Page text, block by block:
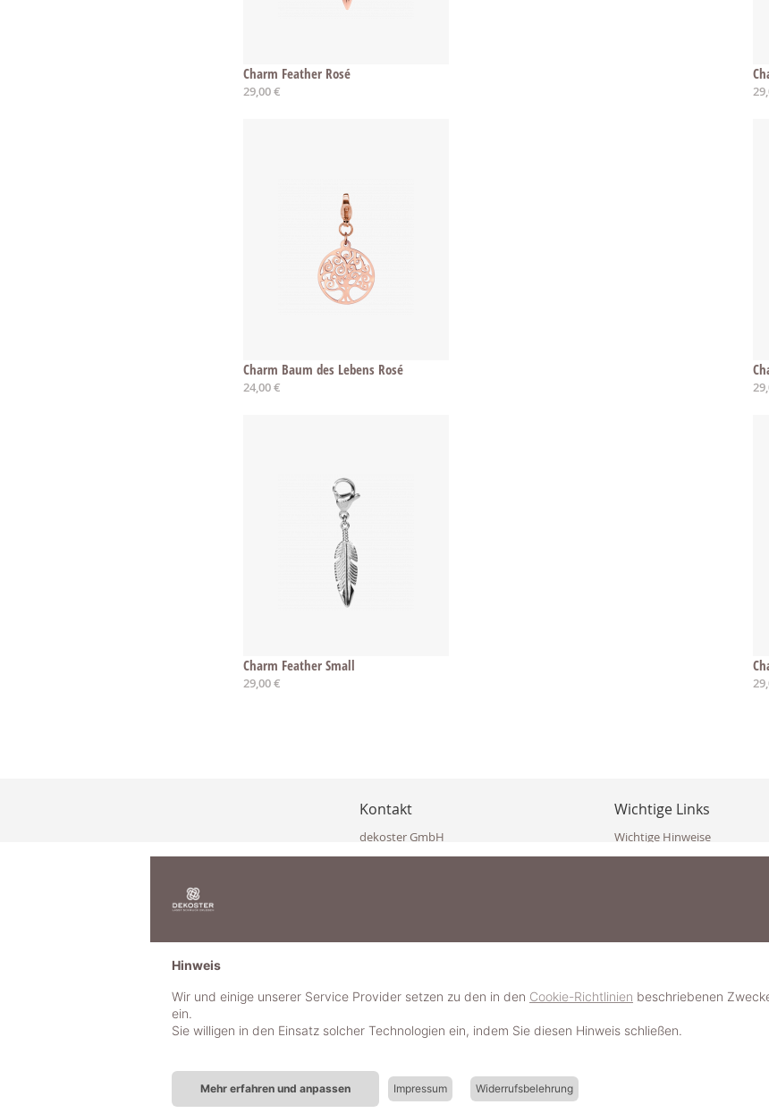
Charm Feather Rosé
29,00 €
Charm Baum des Lebens Rosé
24,00 €
Charm Feather Small
29,00 €
Kontakt
dekoster GmbH
Eisenkappler Str. 10
+43 677 623 47 410 (WhatsApp)
Wichtige Links
Wichtige Hinweise
Häufig gestellte Fragen (FAQ)
Schmuckerlebnis /
Schmuck- & Styleguide
Hinweis
Wir und einige unserer Service Provider setzen zu den in den Cookie-Richtlinien beschriebenen
ein.
Sie willigen in den Einsatz solcher Technologien ein, indem Sie diesen Hinweis schließen.
Mehr erfahren und anpassen Impressum Widerrufsbelehrung